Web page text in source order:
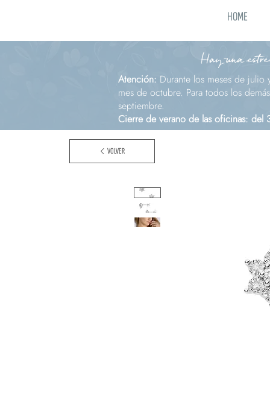
HOME
Hay una
Atención: Durante los meses de julio
mes de octubre. Para todos los
septiembre.
Cierre de verano de las oficinas:
VOLVER